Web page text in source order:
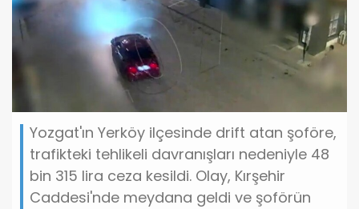
Yozgat'ın Yerköy ilçesinde drift atan şoföre,
trafikteki tehlikeli davranışları nedeniyle 48
bin 315 lira ceza kesildi. Olay, Kırşehir
Caddesi'nde meydana geldi ve şoförün